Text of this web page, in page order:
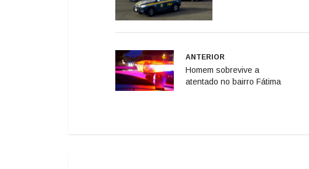
ANTERIOR
Homem sobrevive a
atentado no bairro Fátima